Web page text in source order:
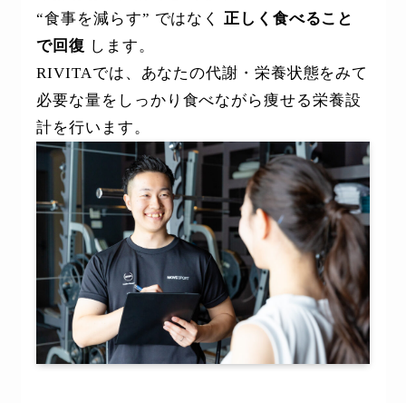
“食事を減らす” ではなく正しく食べること
で回復 します。
RIVITAでは、あなたの代謝・栄養状態をみて
必要な量をしっかり食べながら痩せる栄養設
計を行います。